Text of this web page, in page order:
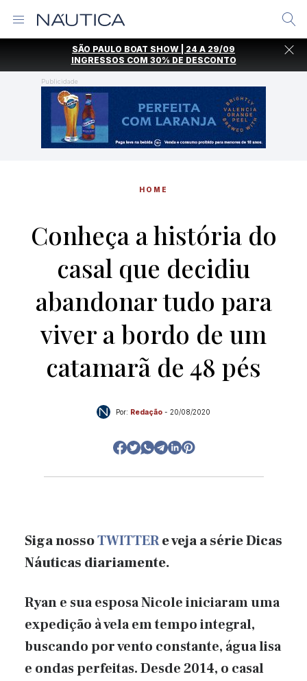
SÃO PAULO BOAT SHOW | 24 A 29/09
INGRESSOS COM 30% DE DESCONTO
Publicidade
HOME
Conheça a história do
casal que decidiu
abandonar tudo para
viver a bordo de um
catamarã de 48 pés
Por: Redação - 20/08/2020
Siga nossoTWITTERe veja a série Dicas
Náuticas diariamente.
Ryan e sua esposa Nicole iniciaram uma
expedição à vela em tempo integral,
buscando por vento constante, água lisa
e ondas perfeitas. Desde 2014, o casal